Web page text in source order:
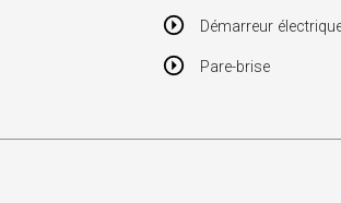
Démarreur
Pare-brise